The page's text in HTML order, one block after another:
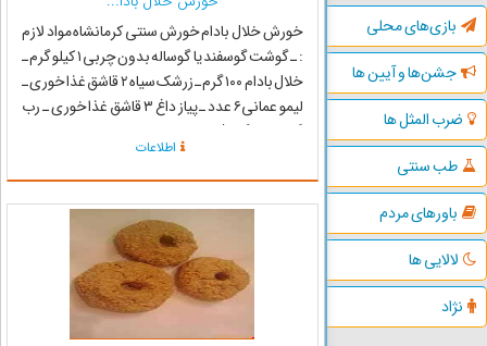
بازی‌های محلی
جشن‌ها و آیین ها
ضرب المثل ها
طب سنتی
باورهای مردم
لالایی ها
نژاد
خورش خلال بادام خورش سنتی کرمانشاه مواد لازم
: ـ گوشت گوسفند یا گوساله بدون چربی ۱ کیلو گرم ـ
خلال بادام ۱۰۰ گرم ـ زرشک سیاه ۲ قاشق غذا خوری ـ
لیمو عمانی۶ عدد ـ پیاز داغ ۳ قاشق غذا خوری ـ رب
اطلاعات